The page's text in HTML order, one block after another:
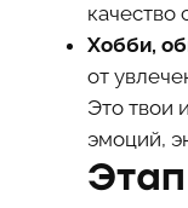
качество
Хобби,
от
Это твои
эмоций,